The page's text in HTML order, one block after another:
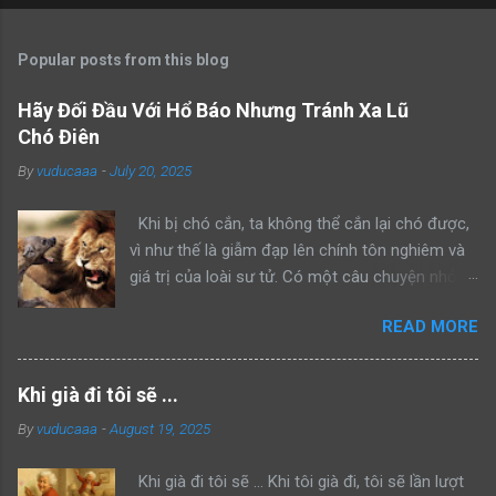
Popular posts from this blog
Hãy Đối Đầu Với Hổ Báo Nhưng Tránh Xa Lũ
Chó Điên
Byvuducaaa -July 20, 2025
Khi bị chó cắn, ta không thể cắn lại chó được,
vì như thế là giẫm đạp lên chính tôn nghiêm và
giá trị của loài sư tử. Có một câu chuyện nhỏ
nom lãnh địa, cả hai gặp một con sư tử đực
khác đang lang thang một mình. Sư tử bố bèn
bảo con: “Hãy nhìn bố đánh đuổi kẻ xâm phạm
lãnh thổ này đi như thế nào”. Rồi sư tử bố lao
lên anh dũng chiến đấu, bảo vệ khu vực của
tử tiếp tục dẫn nhau đi tuần tra, cả hai bắt gặp
READ MORE
Khi già đi tôi sẽ ...
Byvuducaaa -August 19, 2025
Khi già đi tôi sẽ ... Khi tôi già đi, tôi sẽ lần lượt